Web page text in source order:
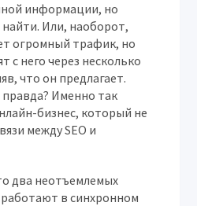
информации, но
Или, наоборот,
огромный трафик, но
с него через несколько
что он предлагает.
Именно так
бизнес, который не
между SEO и
два неотъемлемых
в синхронном